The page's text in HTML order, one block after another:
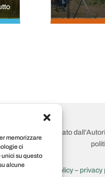
memorizzare
ci
su questo
alcune
rurale è realizzato
e social media Policy – privacy